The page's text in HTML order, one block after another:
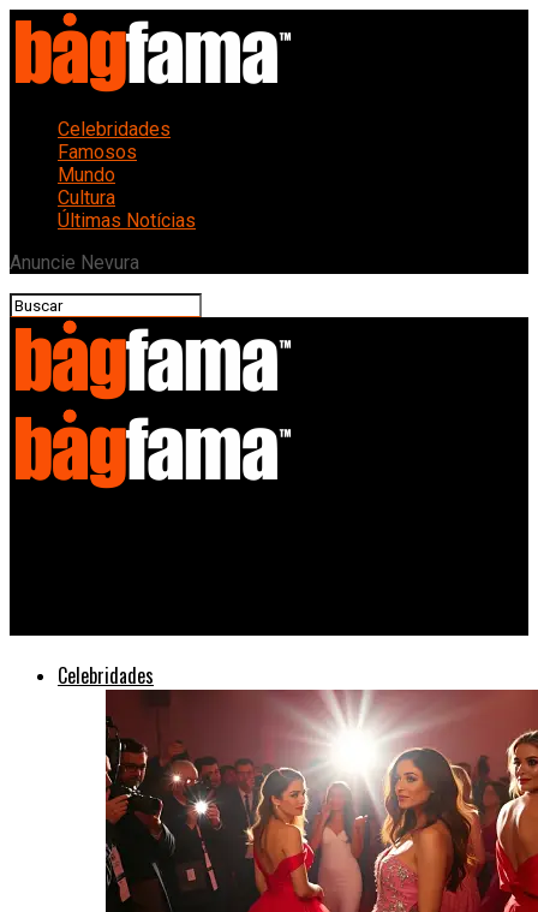
Celebridades
Famosos
Mundo
Cultura
Últimas Notícias
Anuncie Nevura
Celebridades